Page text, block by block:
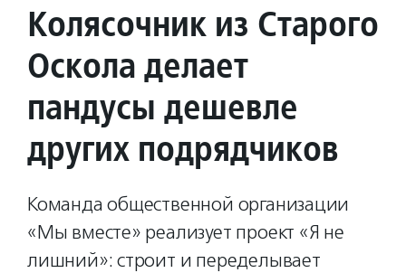
Колясочник из Старого
Оскола делает
пандусы дешевле
других подрядчиков
Команда общественной организации
«Мы вместе» реализует проект «Я не
лишний»: строит и переделывает